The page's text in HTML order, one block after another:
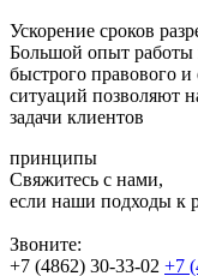
Ускорение сроков
Большой опыт работы
быстрого правового
ситуаций позволяют
задачи клиентов
принципы
Свяжитесь с нами,
если наши подходы к
Звоните:
+7 (4862) 30-33-02 +7